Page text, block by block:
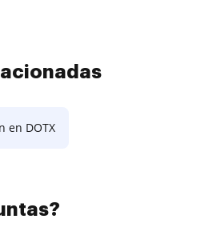
en DOTX